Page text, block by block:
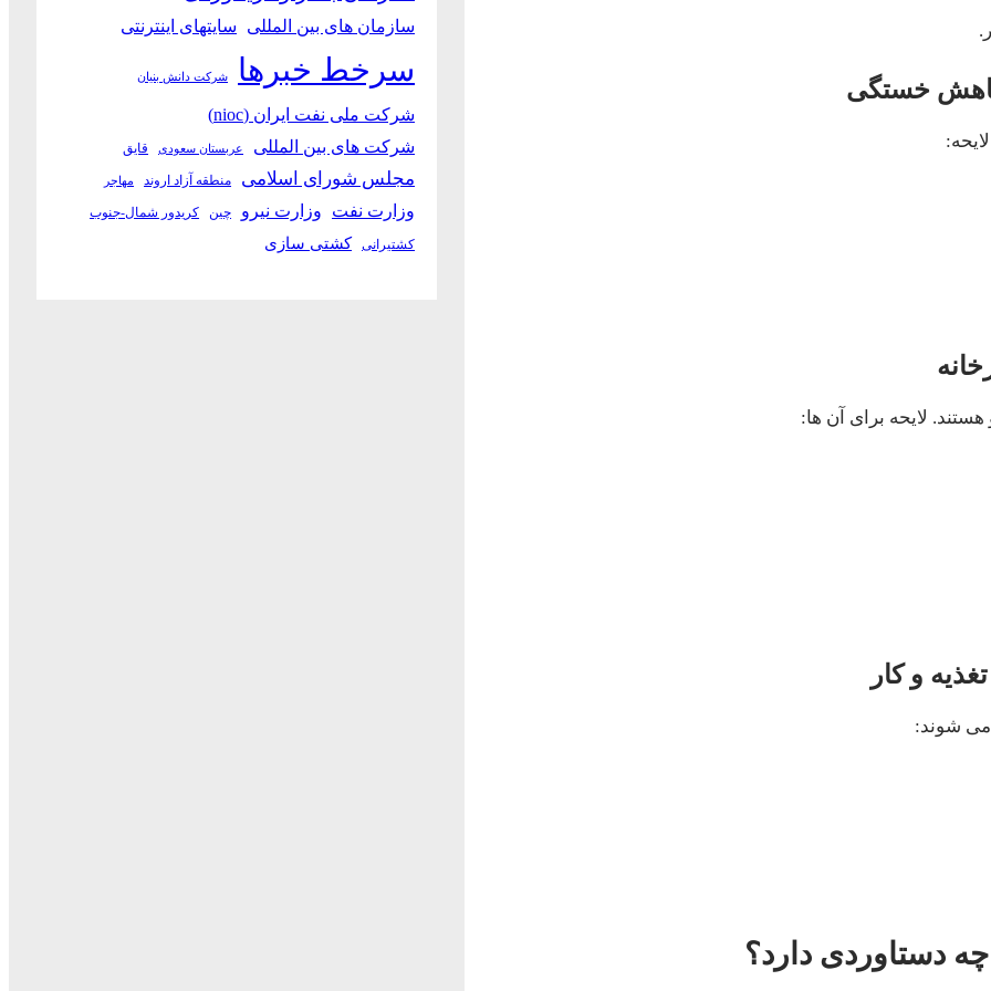
لایحه برای آن ها:
می شوند:
سازمان های بین المللی سایتهای اینترنتی
سرخط خبرها شرکت دانش بنیان
شرکت ملی نفت ایران (nioc)
شرکت های بین المللی
عربستان سعودی قایق
مجلس شورای اسلامی منطقه آزاد اروند مهاجر
وزارت نفت وزارت نیرو چین کریدور شمال-جنوب
کشتیرانی کشتی سازی